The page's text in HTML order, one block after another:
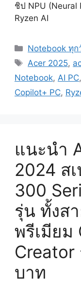
ชิป NPU (Neural
Ryzen AI
Categories
Notebook ทุก
Tags
Acer 2025,
Notebook, AI PC,
Copilot+ PC,
แนะนำ
2024 ส
300
รุ่น ทั้งส
พรีเมียม
Creator
บาท